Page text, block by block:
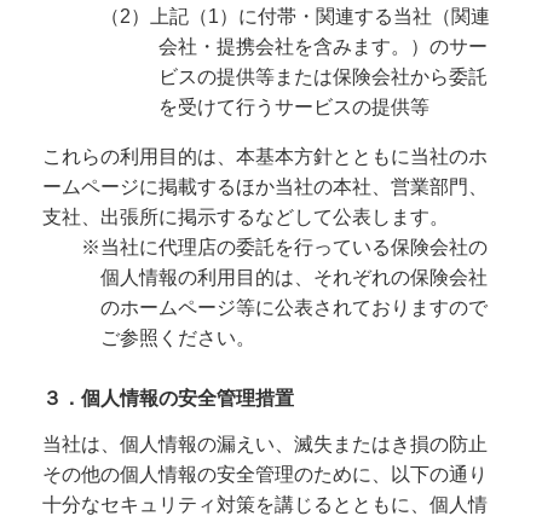
（2）上記（1）に付帯・関連する当社（関連
会社・提携会社を含みます。）のサー
ビスの提供等または保険会社から委託
を受けて行うサービスの提供等
これらの利用目的は、本基本方針とともに当社のホ
ームページに掲載するほか当社の本社、営業部門、
支社、出張所に掲示するなどして公表します。
※当社に代理店の委託を行っている保険会社の
個人情報の利用目的は、それぞれの保険会社
のホームページ等に公表されておりますので
ご参照ください。
３．個人情報の安全管理措置
当社は、個人情報の漏えい、滅失またはき損の防止
その他の個人情報の安全管理のために、以下の通り
十分なセキュリティ対策を講じるとともに、個人情